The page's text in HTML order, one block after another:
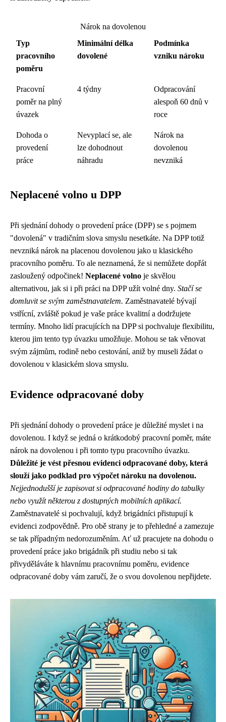
Nárok na dovolenou
Typ
pracovního
poměru
Minimální délka
dovolené
Podmínka
vzniku nároku
Pracovní
poměr na plný
úvazek
4 týdny
Odpracování
alespoň 60 dnů v
roce
Dohoda o
provedení
práce
Nevyplací se, ale
lze dohodnout
náhradu
Nárok na
dovolenou
nevzniká
Neplacené volno u DPP
Při sjednání dohody o provedení práce (DPP) se s pojmem
"dovolená" v tradičním slova smyslu nesetkáte. Na DPP totiž
nevzniká nárok na placenou dovolenou jako u klasického
pracovního poměru. To ale neznamená, že si nemůžete dopřát
zasloužený odpočinek! Neplacené volno je skvělou
alternativou, jak si i při práci na DPP užít volné dny. Stačí se
domluvit se svým zaměstnavatelem. Zaměstnavatelé bývají
vstřícní, zvláště pokud je vaše práce kvalitní a dodržujete
termíny. Mnoho lidí pracujících na DPP si pochvaluje flexibilitu,
kterou jim tento typ úvazku umožňuje. Mohou se tak věnovat
svým zájmům, rodině nebo cestování, aniž by museli žádat o
dovolenou v klasickém slova smyslu.
Evidence odpracované doby
Při sjednání dohody o provedení práce je důležité myslet i na
dovolenou. I když se jedná o krátkodobý pracovní poměr, máte
nárok na dovolenou i při tomto typu pracovního úvazku.
Důležité je vést přesnou evidenci odpracované doby, která
slouží jako podklad pro výpočet nároku na dovolenou.
Nejjednodušší je zapisovat si odpracované hodiny do tabulky
nebo využít některou z dostupných mobilních aplikací.
Zaměstnavatelé si pochvalují, když brigádníci přistupují k
evidenci zodpovědně. Pro obě strany je to přehledné a zamezuje
se tak případným nedorozuměním. Ať už pracujete na dohodu o
provedení práce jako brigádník při studiu nebo si tak
přivyděláváte k hlavnímu pracovnímu poměru, evidence
odpracované doby vám zaručí, že o svou dovolenou nepřijdete.